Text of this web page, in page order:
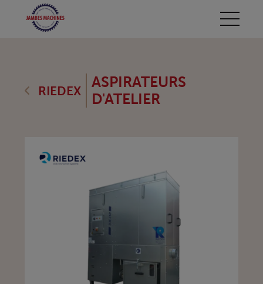
RIEDEX
ASPIRATEURS
D'ATELIER